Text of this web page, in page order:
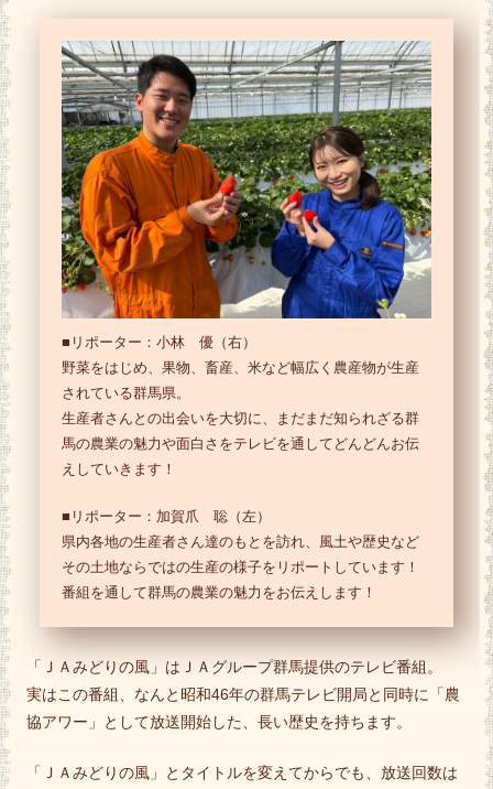
■リポーター：小林 優（右）
野菜をはじめ、果物、畜産、米など幅広く農産物が生産
されている群馬県。
生産者さんとの出会いを大切に、まだまだ知られざる群
馬の農業の魅力や面白さをテレビを通してどんどんお伝
えしていきます！
■リポーター：加賀爪 聡（左）
県内各地の生産者さん達のもとを訪れ、風土や歴史など
その土地ならではの生産の様子をリポートしています！
番組を通して群馬の農業の魅力をお伝えします！
「ＪＡみどりの風」はＪＡグループ群馬提供のテレビ番組。
実はこの番組、なんと昭和46年の群馬テレビ開局と同時に「農
協アワー」として放送開始した、長い歴史を持ちます。
「ＪＡみどりの風」とタイトルを変えてからでも、放送回数は